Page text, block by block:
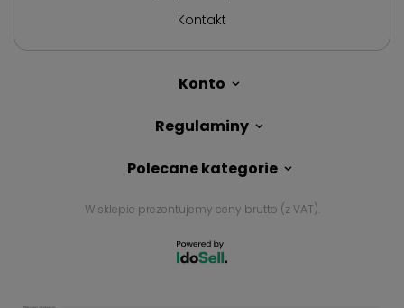
Kontakt
Konto
Regulaminy
Polecane kategorie
W sklepie prezentujemy ceny brutto (z VAT).